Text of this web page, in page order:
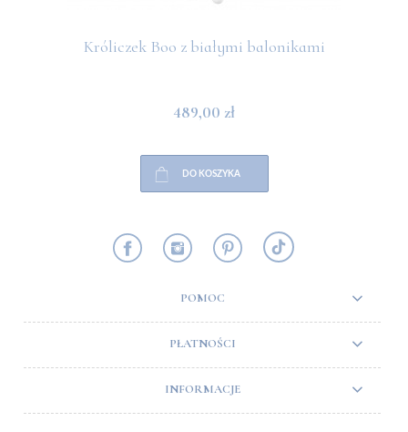
Króliczek Boo z białymi balonikami
489,00 zł
DO KOSZYKA
POMOC
PŁATNOŚCI
INFORMACJE